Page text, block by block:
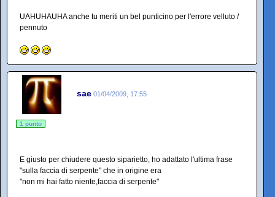
UAHUHAUHA anche tu meriti un bel punticino per l'errore velluto /
pennuto
sae 01/04/2009, 17:55
1 punto
E giusto per chiudere questo siparietto, ho adattato l'ultima frase
"sulla faccia di serpente" che in origine era
"non mi hai fatto niente,faccia di serpente"